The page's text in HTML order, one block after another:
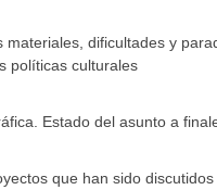
dificultades y
culturales
del asunto a finales
que han sido discutidos